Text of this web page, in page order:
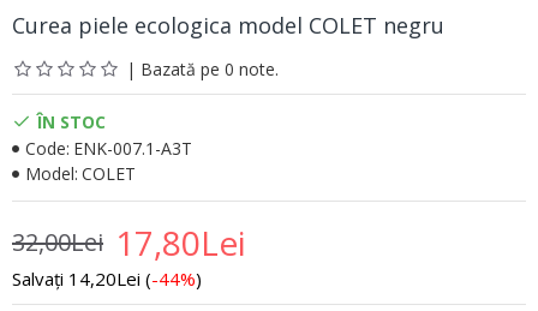
Curea piele ecologica model COLET negru
| Bazată pe 0 note.
17,80Lei
32,00Lei
Salvați 14,20Lei (-44%)
ÎN STOC
Code: ENK-007.1-A3T
Model: COLET